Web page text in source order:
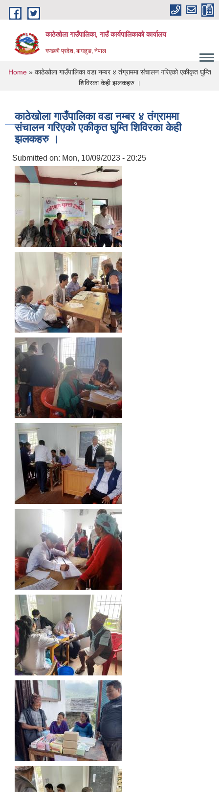
Skip to main content
काठेखोला गाउँपालिका, गाउँ कार्यपालिकाको कार्यालय
गण्डकी प्रदेश, बागलुङ, नेपाल
You are here
Home» काठेखोला गाउँपालिका वडा नम्बर ४ तंग्राममा संचालन गरिएको एकीकृत घुम्ति
शिविरका केही झलकहरु ।
काठेखोला गाउँपालिका वडा नम्बर ४ तंग्राममा
संचालन गरिएको एकीकृत घुम्ति शिविरका केही
झलकहरु ।
Submitted on: Mon, 10/09/2023 - 20:25